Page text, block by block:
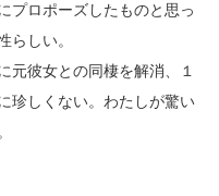
プロポーズしたものと思っ
らしい。
元彼女との同棲を解消、１
珍しくない。わたしが驚い